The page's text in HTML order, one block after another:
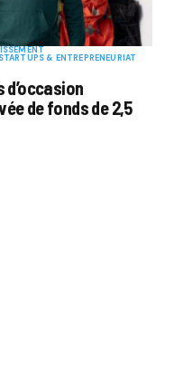
STARTUPS & ENTREPRENEURIAT
de fonds de 2,5